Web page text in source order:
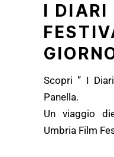
I DIARI
Scopri ” I
Panella.
Un viaggio
Umbria Film